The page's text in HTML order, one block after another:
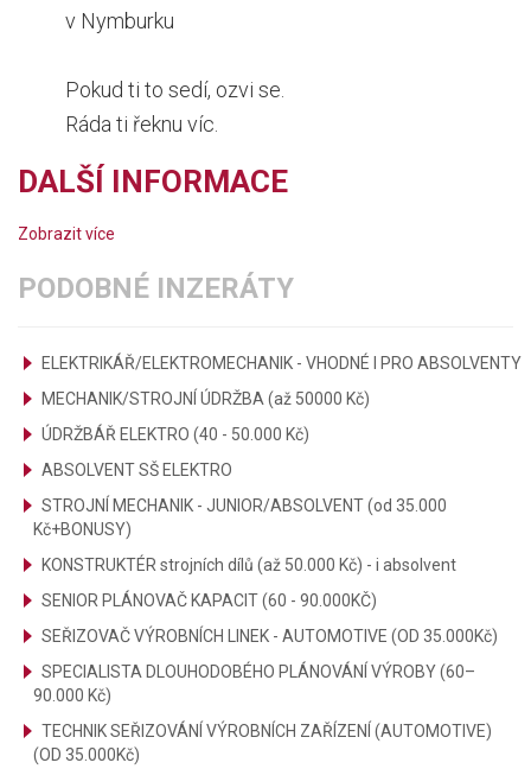
v Nymburku
Pokud ti to sedí, ozvi se.
Ráda ti řeknu víc.
DALŠÍ INFORMACE
Zobrazit více
PODOBNÉ INZERÁTY
ELEKTRIKÁŘ/ELEKTROMECHANIK - VHODNÉ I PRO ABSOLVENTY
MECHANIK/STROJNÍ ÚDRŽBA (až 50000 Kč)
ÚDRŽBÁŘ ELEKTRO (40 - 50.000 Kč)
ABSOLVENT SŠ ELEKTRO
STROJNÍ MECHANIK - JUNIOR/ABSOLVENT (od 35.000
Kč+BONUSY)
KONSTRUKTÉR strojních dílů (až 50.000 Kč) - i absolvent
SENIOR PLÁNOVAČ KAPACIT (60 - 90.000KČ)
SEŘIZOVAČ VÝROBNÍCH LINEK - AUTOMOTIVE (OD 35.000Kč)
SPECIALISTA DLOUHODOBÉHO PLÁNOVÁNÍ VÝROBY (60–
90.000 Kč)
TECHNIK SEŘIZOVÁNÍ VÝROBNÍCH ZAŘÍZENÍ (AUTOMOTIVE)
(OD 35.000Kč)